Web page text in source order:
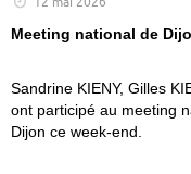
Meeting national de
Sandrine KIENY, Gilles
ont participé au meeting
Dijon ce week-end.